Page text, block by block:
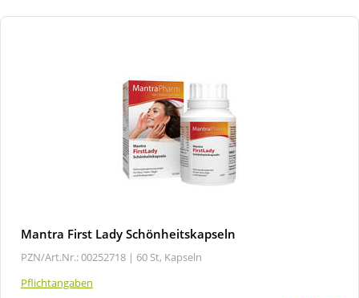
Mantra First Lady Schönheitskapseln
PZN/Art.Nr.: 00252718 | 60 St, Kapseln
Pflichtangaben